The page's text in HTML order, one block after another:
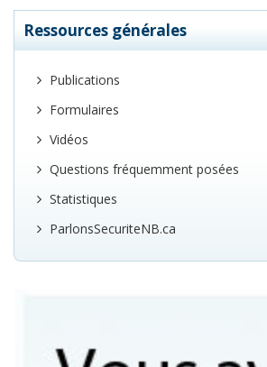
Ressources générales
Publications
Formulaires
Vidéos
Questions fréquemment posées
Statistiques
ParlonsSecuriteNB.ca